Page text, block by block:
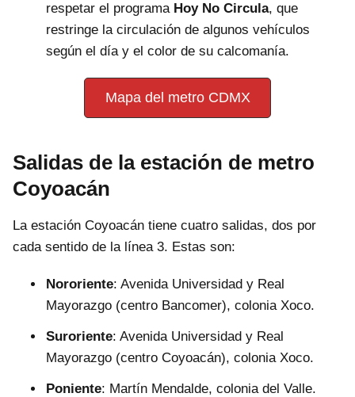
respetar el programa Hoy No Circula, que
restringe la circulación de algunos vehículos
según el día y el color de su calcomanía.
Mapa del metro CDMX
Salidas de la estación de metro
Coyoacán
La estación Coyoacán tiene cuatro salidas, dos por
cada sentido de la línea 3. Estas son:
Nororiente: Avenida Universidad y Real
Mayorazgo (centro Bancomer), colonia Xoco.
Suroriente: Avenida Universidad y Real
Mayorazgo (centro Coyoacán), colonia Xoco.
Poniente: Martín Mendalde, colonia del Valle.